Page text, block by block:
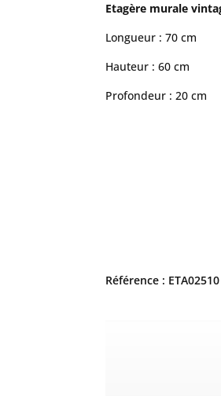
Etagère murale
Longueur : 70 cm
Hauteur : 60 cm
Profondeur : 20 cm
Référence : ETA02510